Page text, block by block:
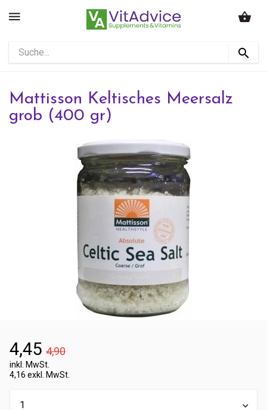
Mattisson Keltisches Meersalz
grob (400 gr)
4,45 4,90
inkl. MwSt.
4,16 exkl. MwSt.